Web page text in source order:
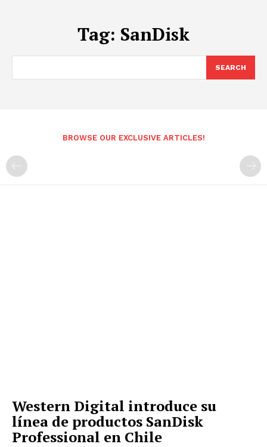
Tag: SanDisk
SEARCH
BROWSE OUR EXCLUSIVE ARTICLES!
Western Digital introduce su
línea de productos SanDisk
Professional en Chile